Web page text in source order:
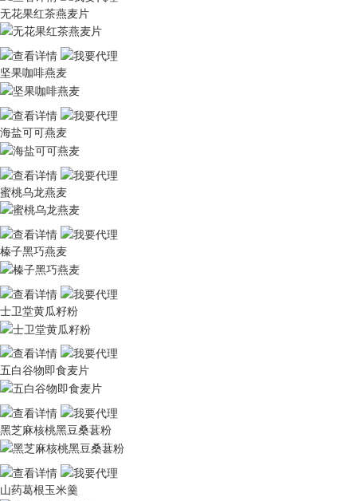
⽆花果红茶燕⻨片
坚果咖啡燕⻨
海盐可可燕⻨
蜜桃乌⻰燕⻨
榛⼦⿊巧燕⻨
士卫堂黄瓜籽粉
五白谷物即食麦片
⿊芝⿇核桃⿊⾖桑葚粉
⼭药葛根玉米羹